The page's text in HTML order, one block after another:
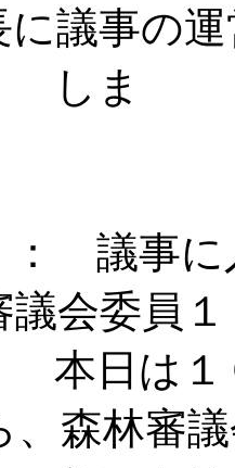
に議事の
議事に入
議会委員
０名の
、森林審